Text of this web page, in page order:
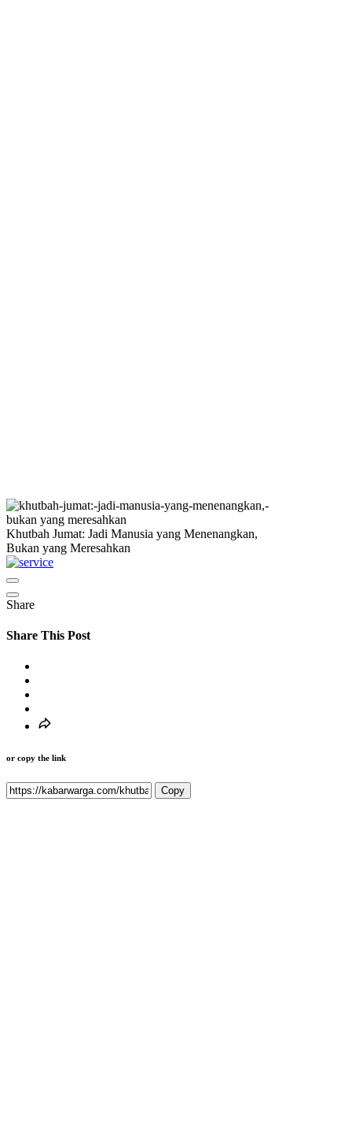
Khutbah Jumat: Jadi Manusia yang Menenangkan,
Bukan yang Meresahkan
Share
Share This Post
or copy the link
Copy